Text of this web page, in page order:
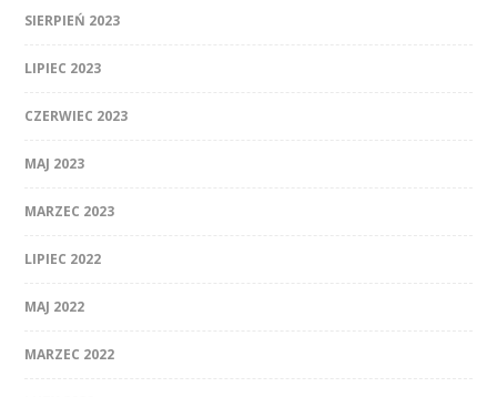
SIERPIEŃ 2023
LIPIEC 2023
CZERWIEC 2023
MAJ 2023
MARZEC 2023
LIPIEC 2022
MAJ 2022
MARZEC 2022